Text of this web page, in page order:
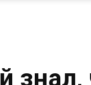
знал,